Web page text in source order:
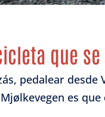
que
pedalear
es que